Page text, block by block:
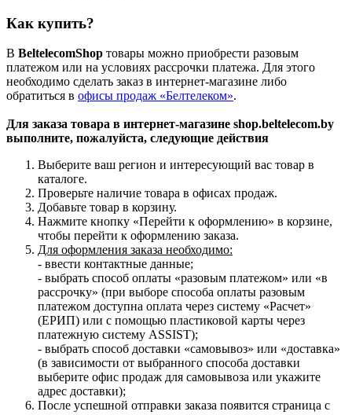
Как купить?
В BeltelecomShop товары можно приобрести разовым
платежом или на условиях рассрочки платежа. Для этого
необходимо сделать заказ в интернет-магазине либо
обратиться в офисы продаж «Белтелеком».
Для заказа товара в интернет-магазине shop.beltelecom.by
выполните, пожалуйста, следующие действия
Выберите ваш регион и интересующий вас товар в
каталоге.
Проверьте наличие товара в офисах продаж.
Добавьте товар в корзину.
Нажмите кнопку «Перейти к оформлению» в корзине,
чтобы перейти к оформлению заказа.
Для оформления заказа необходимо:
- ввести контактные данные;
- выбрать способ оплаты «разовым платежом» или «в
рассрочку» (при выборе способа оплаты разовым
платежом доступна оплата через систему «Расчет»
(ЕРИП) или с помощью пластиковой карты через
платежную систему ASSIST);
- выбрать способ доставки «самовывоз» или «доставка»
(в зависимости от выбранного способа доставки
выберите офис продаж для самовывоза или укажите
адрес доставки);
После успешной отправки заказа появится страница с